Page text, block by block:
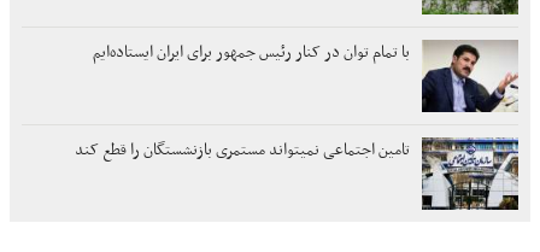
با تمام توان در کنار رئیس جمهور برای ایران ایستاده‌ایم
تامین اجتماعی نمیتواند مستمری بازنشستگان را قطع کند